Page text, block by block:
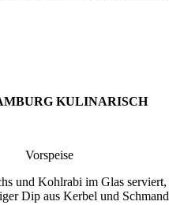
KULINARISCH
Vorspeise
und Kohlrabi im Glas serviert,
Dip aus Kerbel und Schmand